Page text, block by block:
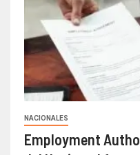
NACIONALES
Employment